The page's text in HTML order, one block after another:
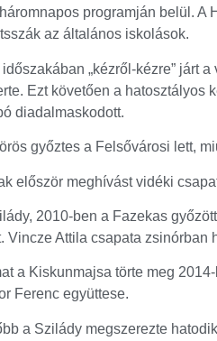
programján belül. A
az általános iskolások.
„kézről-kézre” járt
Ezt követően a hatosztályos
diadalmaskodott.
győztes a Felsővárosi lett,
először meghívást vidéki
2010-ben a Fazekas
Vincze Attila csapata zsinórban
a Kiskunmajsa törte meg
Ferenc együttese.
a Szilády megszerezte